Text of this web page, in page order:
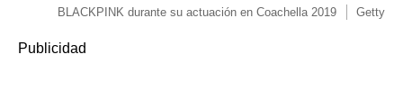
BLACKPINK durante su actuación en Coachella 2019 Getty